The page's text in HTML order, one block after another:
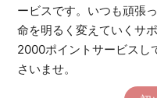
ービスです。いつも頑張
命を明るく変えていくサ
2000ポイントサービスし
さいませ。